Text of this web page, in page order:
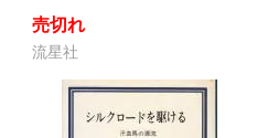
売切れ
流星社